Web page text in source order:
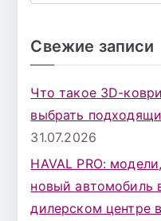
Свежие записи
Что такое 3D-
выбрать
31.07.2026
HAVAL PRO:
новый автомобиль
дилерском центре